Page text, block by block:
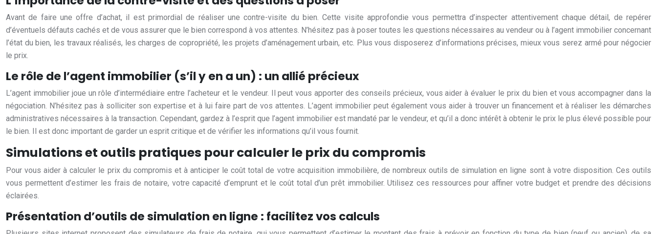
Avant de faire une offre d’achat, il est primordial de réaliser une contre-visite du bien. Cette visite approfondie vous permettra d’inspecter attentivement chaque détail, de repérer
d’éventuels défauts cachés et de vous assurer que le bien correspond à vos attentes. N’hésitez pas à poser toutes les questions nécessaires au vendeur ou à l’agent immobilier concernant
l’état du bien, les travaux réalisés, les charges de copropriété, les projets d’aménagement urbain, etc. Plus vous disposerez d’informations précises, mieux vous serez armé pour négocier
le prix.
Le rôle de l’agent immobilier (s’il y en a un) : un allié précieux
L’agent immobilier joue un rôle d’intermédiaire entre l’acheteur et le vendeur. Il peut vous apporter des conseils précieux, vous aider à évaluer le prix du bien et vous accompagner dans la
négociation. N’hésitez pas à solliciter son expertise et à lui faire part de vos attentes. L’agent immobilier peut également vous aider à trouver un financement et à réaliser les démarches
administratives nécessaires à la transaction. Cependant, gardez à l’esprit que l’agent immobilier est mandaté par le vendeur, et qu’il a donc intérêt à obtenir le prix le plus élevé possible pour
le bien. Il est donc important de garder un esprit critique et de vérifier les informations qu’il vous fournit.
Simulations et outils pratiques pour calculer le prix du compromis
Pour vous aider à calculer le prix du compromis et à anticiper le coût total de votre acquisition immobilière, de nombreux outils de simulation en ligne sont à votre disposition. Ces outils
vous permettent d’estimer les frais de notaire, votre capacité d’emprunt et le coût total d’un prêt immobilier. Utilisez ces ressources pour affiner votre budget et prendre des décisions
éclairées.
Présentation d’outils de simulation en ligne : facilitez vos calculs